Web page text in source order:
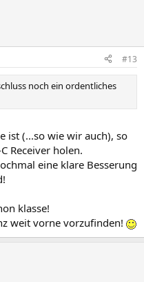
#13
noch ein ordentliches
ist (...so wie wir auch), so
Receiver holen.
eine klare Besserung
klasse!
weit vorne vorzufinden!